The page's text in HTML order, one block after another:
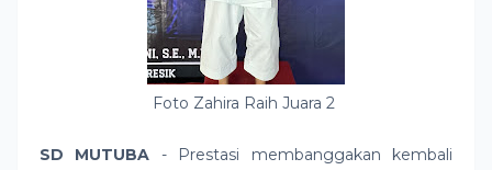
Foto Zahira Raih Juara 2
SD MUTUBA - Prestasi membanggakan kembali